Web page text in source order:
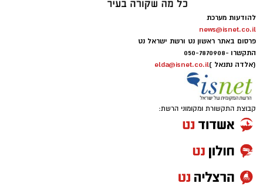
להודעות מערכת
news@isnet.co.il
פרסום באתר ראשון נט ורשת ישראל נט
התקשרו -050-7870908
(אלדה נתנאל )elda@isnet.co.il
קבוצת התקשורת ומקומוני הרשת: